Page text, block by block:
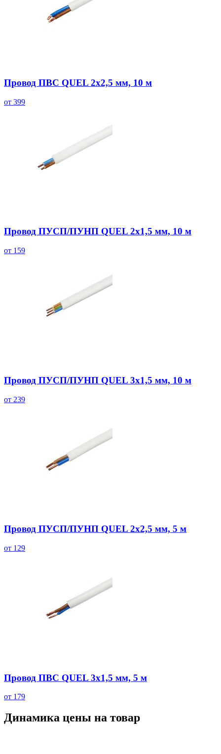
Провод ПВС QUEL 2х2,5 мм, 10 м
от 399
Провод ПУСП/ПУНП QUEL 2х1,5 мм, 10 м
от 159
Провод ПУСП/ПУНП QUEL 3х1,5 мм, 10 м
от 239
Провод ПУСП/ПУНП QUEL 2х2,5 мм, 5 м
от 129
Провод ПВС QUEL 3х1,5 мм, 5 м
от 179
Динамика цены на товар